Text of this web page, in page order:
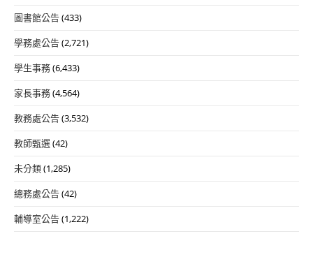
圖書館公告(433)
學務處公告(2,721)
學生事務(6,433)
家長事務(4,564)
教務處公告(3,532)
教師甄選(42)
未分類(1,285)
總務處公告(42)
輔導室公告(1,222)